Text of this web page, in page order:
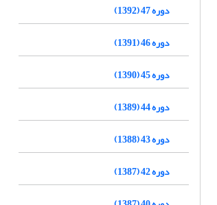
دوره 47 (1392)
دوره 46 (1391)
دوره 45 (1390)
دوره 44 (1389)
دوره 43 (1388)
دوره 42 (1387)